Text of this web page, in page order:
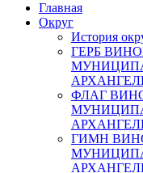
Главная
Округ
История
ГЕРБ
ФЛАГ
ГИМН